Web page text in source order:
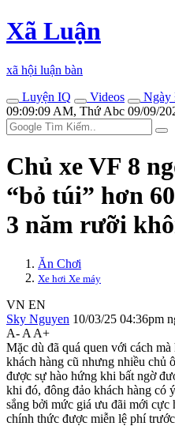
Xã Luận
xã hội luận bàn
Luyện IQ
Videos
Ngày
09:09:09 AM, Thứ Abc 09/09/
Chủ xe VF 8
“bỏ túi” hơn
3 năm rưỡi
Ăn Chơi
Xe hơi Xe máy
VN EN
Sky Nguyen 10/03/25 04:36pm
A- A A+
Mặc dù đã quá quen với cách
khách hàng cũ nhưng nhiều chủ
được sự hào hứng khi bất ngờ
khi đó, đông đảo khách hàng có
sắng bởi mức giá ưu đãi mới cực
chính thức được miễn lệ phí